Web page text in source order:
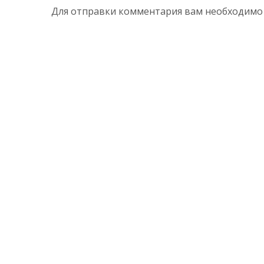
Для отправки комментария вам необходимо